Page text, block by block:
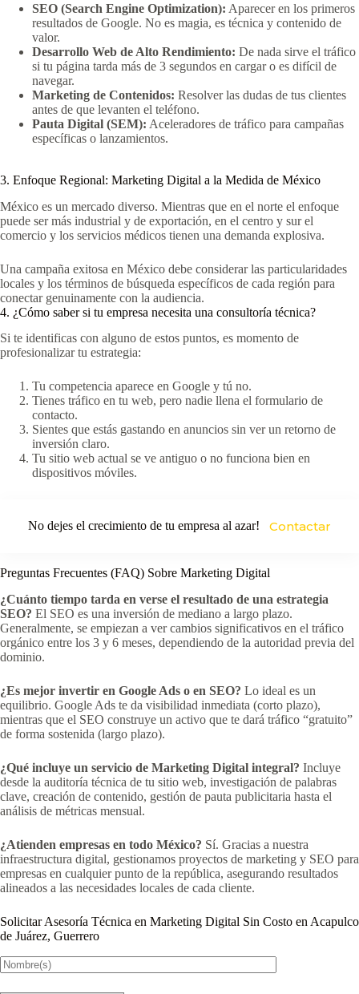
SEO (Search Engine Optimization): Aparecer en los primeros
resultados de Google. No es magia, es técnica y contenido de
valor.
Desarrollo Web de Alto Rendimiento: De nada sirve el tráfico
si tu página tarda más de 3 segundos en cargar o es difícil de
navegar.
Marketing de Contenidos: Resolver las dudas de tus clientes
antes de que levanten el teléfono.
Pauta Digital (SEM): Aceleradores de tráfico para campañas
específicas o lanzamientos.
3. Enfoque Regional: Marketing Digital a la Medida de México
México es un mercado diverso. Mientras que en el norte el enfoque
puede ser más industrial y de exportación, en el centro y sur el
comercio y los servicios médicos tienen una demanda explosiva.
Una campaña exitosa en México debe considerar las particularidades
locales y los términos de búsqueda específicos de cada región para
conectar genuinamente con la audiencia.
4. ¿Cómo saber si tu empresa necesita una consultoría técnica?
Si te identificas con alguno de estos puntos, es momento de
profesionalizar tu estrategia:
Tu competencia aparece en Google y tú no.
Tienes tráfico en tu web, pero nadie llena el formulario de
contacto.
Sientes que estás gastando en anuncios sin ver un retorno de
inversión claro.
Tu sitio web actual se ve antiguo o no funciona bien en
dispositivos móviles.
No dejes el crecimiento de tu empresa al azar! Contactar
Preguntas Frecuentes (FAQ) Sobre Marketing Digital
¿Cuánto tiempo tarda en verse el resultado de una estrategia
SEO? El SEO es una inversión de mediano a largo plazo.
Generalmente, se empiezan a ver cambios significativos en el tráfico
orgánico entre los 3 y 6 meses, dependiendo de la autoridad previa del
dominio.
¿Es mejor invertir en Google Ads o en SEO? Lo ideal es un
equilibrio. Google Ads te da visibilidad inmediata (corto plazo),
mientras que el SEO construye un activo que te dará tráfico “gratuito”
de forma sostenida (largo plazo).
¿Qué incluye un servicio de Marketing Digital integral? Incluye
desde la auditoría técnica de tu sitio web, investigación de palabras
clave, creación de contenido, gestión de pauta publicitaria hasta el
análisis de métricas mensual.
¿Atienden empresas en todo México? Sí. Gracias a nuestra
infraestructura digital, gestionamos proyectos de marketing y SEO para
empresas en cualquier punto de la república, asegurando resultados
alineados a las necesidades locales de cada cliente.
Solicitar Asesoría Técnica en Marketing Digital Sin Costo en Acapulco
de Juárez, Guerrero